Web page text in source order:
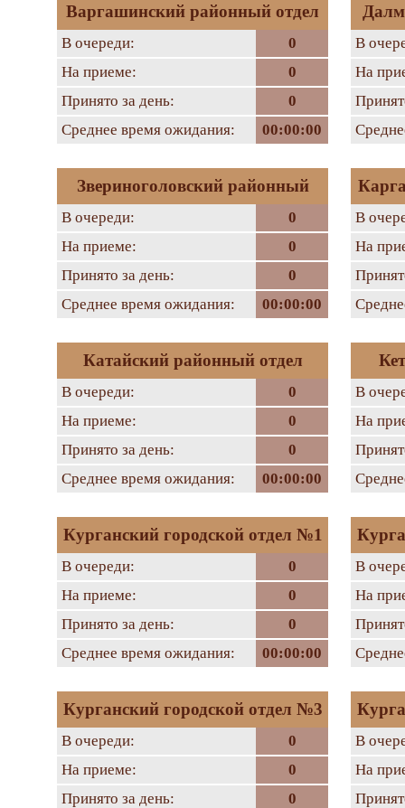
Варгашинский районный отдел
В очереди:
0
На приеме:
0
Принято за день:
0
Среднее время ожидания:
00:00:00
В
На
Звериноголовский районный
В очереди:
0
На приеме:
0
Принято за день:
0
Среднее время ожидания:
00:00:00
В
На
Катайский районный отдел
В очереди:
0
На приеме:
0
Принято за день:
0
Среднее время ожидания:
00:00:00
В
На
Курганский городской отдел №1
В очереди:
0
На приеме:
0
Принято за день:
0
Среднее время ожидания:
00:00:00
В
На
Курганский городской отдел №3
В очереди:
0
На приеме:
0
Принято за день:
0
В
На